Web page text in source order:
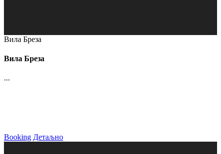
Вила Бреза
Вила Бреза
...
Booking Детаљно